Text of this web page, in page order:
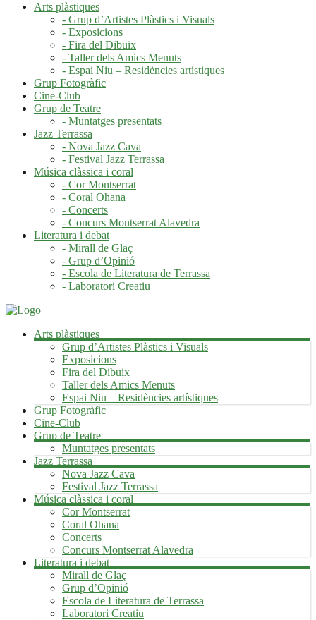
Arts plàstiques
- Grup d’Artistes Plàstics i Visuals
- Exposicions
- Fira del Dibuix
- Taller dels Amics Menuts
- Espai Niu – Residències artístiques
Grup Fotogràfic
Cine-Club
Grup de Teatre
- Muntatges presentats
Jazz Terrassa
- Nova Jazz Cava
- Festival Jazz Terrassa
Música clàssica i coral
- Cor Montserrat
- Coral Ohana
- Concerts
- Concurs Montserrat Alavedra
Literatura i debat
- Mirall de Glaç
- Grup d’Opinió
- Escola de Literatura de Terrassa
- Laboratori Creatiu
Arts plàstiques
Grup d’Artistes Plàstics i Visuals
Exposicions
Fira del Dibuix
Taller dels Amics Menuts
Espai Niu – Residències artístiques
Grup Fotogràfic
Cine-Club
Grup de Teatre
Muntatges presentats
Jazz Terrassa
Nova Jazz Cava
Festival Jazz Terrassa
Música clàssica i coral
Cor Montserrat
Coral Ohana
Concerts
Concurs Montserrat Alavedra
Literatura i debat
Mirall de Glaç
Grup d’Opinió
Escola de Literatura de Terrassa
Laboratori Creatiu